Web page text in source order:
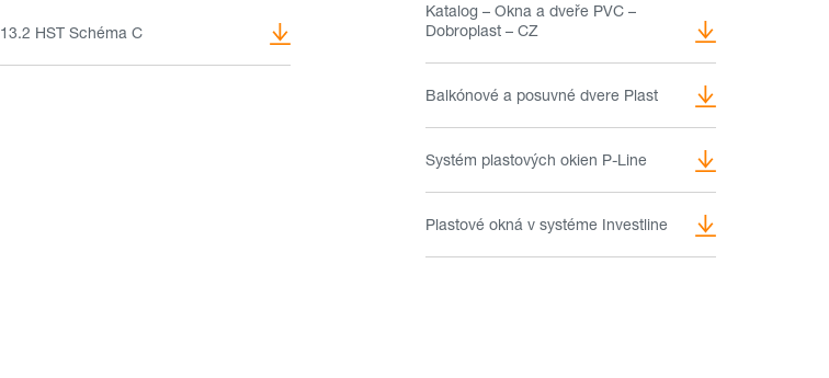
13.2 HST Schéma C
Katalog – Okna a dveře PVC –
Dobroplast – CZ
Balkónové a posuvné dvere Plast
Systém plastových okien P-Line
Plastové okná v systéme Investline